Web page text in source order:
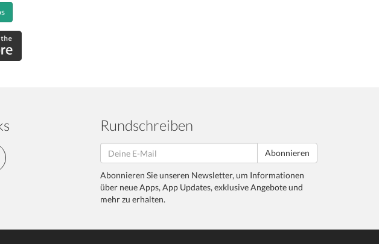
Rundschreiben
Abonnieren
Abonnieren Sie unseren Newsletter, um Informationen
über neue Apps, App Updates, exklusive Angebote und
mehr zu erhalten.